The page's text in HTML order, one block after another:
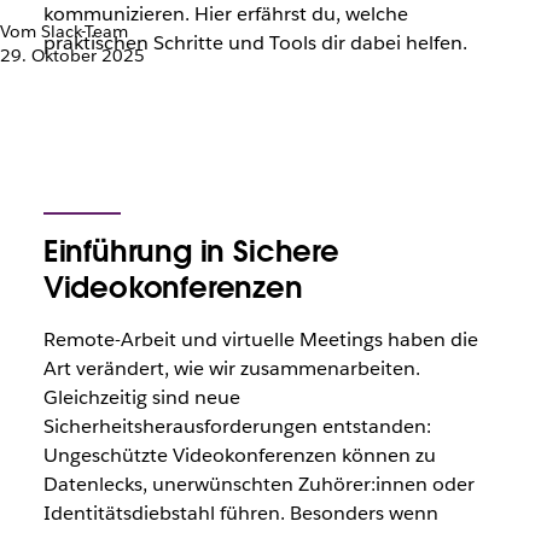
Vom Slack-Team
29. Oktober 2025
kommunizieren. Hier erfährst du, welche
praktischen Schritte und Tools dir dabei helfen.
Einführung in Sichere
Videokonferenzen
Remote-Arbeit und virtuelle Meetings haben die
Art verändert, wie wir zusammenarbeiten.
Gleichzeitig sind neue
Sicherheitsherausforderungen entstanden:
Ungeschützte Videokonferenzen können zu
Datenlecks, unerwünschten Zuhörer:innen oder
Identitätsdiebstahl führen. Besonders wenn